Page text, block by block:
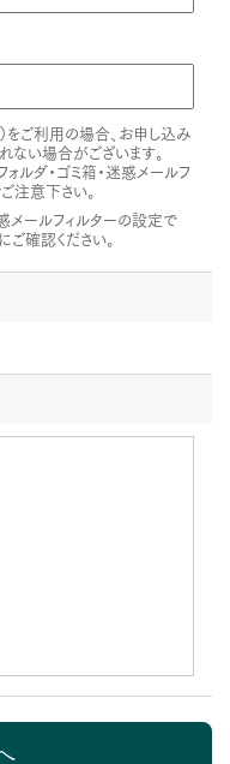
をご利用の場合、お申し込み
ない場合がございます。
ルダ・ゴミ箱・迷惑メールフ
注意下さい。
メールフィルターの設定で
確認ください。